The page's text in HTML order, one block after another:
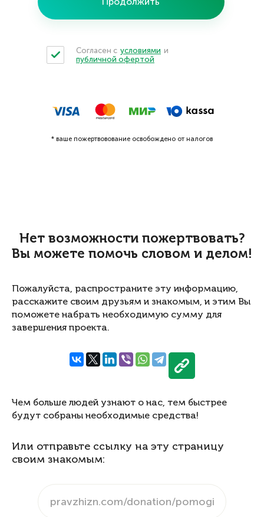
Согласен с условиями и
публичной офертой
* ваше пожертвовование освобождено от налогов
Нет возможности пожертвовать?
Вы можете помочь словом и делом!
Пожалуйста, распространите эту информацию,
расскажите своим друзьям и знакомым, и этим Вы
поможете набрать необходимую сумму для
завершения проекта.
Чем больше людей узнают о нас, тем быстрее
будут собраны необходимые средства!
Или отправьте ссылку на эту страницу
своим знакомым: